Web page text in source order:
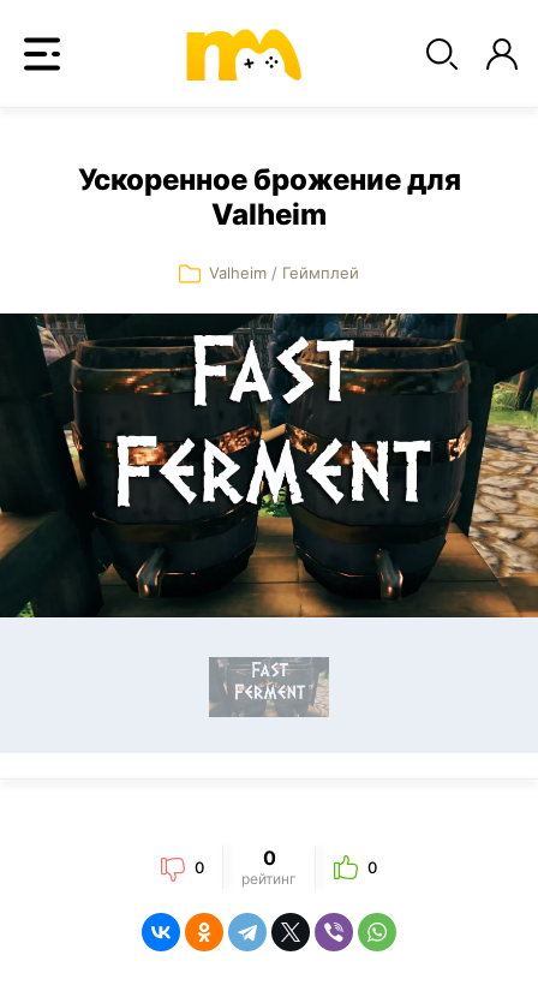
Ускоренное брожение для
Valheim
Valheim / Геймплей
0 0
рейтинг
0